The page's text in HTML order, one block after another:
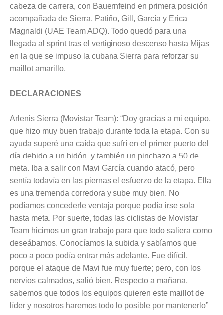
cabeza de carrera, con Bauernfeind en primera posición
acompañada de Sierra, Patiño, Gill, García y Erica
Magnaldi (UAE Team ADQ). Todo quedó para una
llegada al sprint tras el vertiginoso descenso hasta Mijas
en la que se impuso la cubana Sierra para reforzar su
maillot amarillo.
DECLARACIONES
Arlenis Sierra (Movistar Team): “Doy gracias a mi equipo,
que hizo muy buen trabajo durante toda la etapa. Con su
ayuda superé una caída que sufrí en el primer puerto del
día debido a un bidón, y también un pinchazo a 50 de
meta. Iba a salir con Mavi García cuando atacó, pero
sentía todavía en las piernas el esfuerzo de la etapa. Ella
es una tremenda corredora y sube muy bien. No
podíamos concederle ventaja porque podía irse sola
hasta meta. Por suerte, todas las ciclistas de Movistar
Team hicimos un gran trabajo para que todo saliera como
deseábamos. Conocíamos la subida y sabíamos que
poco a poco podía entrar más adelante. Fue difícil,
porque el ataque de Mavi fue muy fuerte; pero, con los
nervios calmados, salió bien. Respecto a mañana,
sabemos que todos los equipos quieren este maillot de
líder y nosotros haremos todo lo posible por mantenerlo”